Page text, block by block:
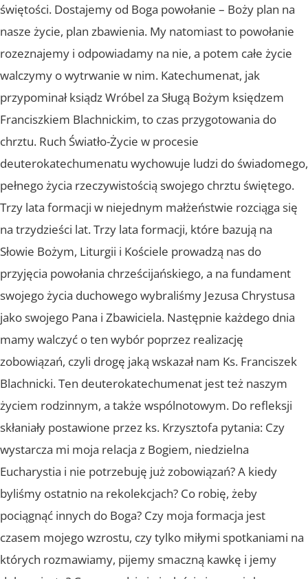
świętości. Dostajemy od Boga powołanie – Boży plan na
nasze życie, plan zbawienia. My natomiast to powołanie
rozeznajemy i odpowiadamy na nie, a potem całe życie
walczymy o wytrwanie w nim. Katechumenat, jak
przypominał ksiądz Wróbel za Sługą Bożym księdzem
Franciszkiem Blachnickim, to czas przygotowania do
chrztu. Ruch Światło-Życie w procesie
deuterokatechumenatu wychowuje ludzi do świadomego,
pełnego życia rzeczywistością swojego chrztu świętego.
Trzy lata formacji w niejednym małżeństwie rozciąga się
na trzydzieści lat. Trzy lata formacji, które bazują na
Słowie Bożym, Liturgii i Kościele prowadzą nas do
przyjęcia powołania chrześcijańskiego, a na fundament
swojego życia duchowego wybraliśmy Jezusa Chrystusa
jako swojego Pana i Zbawiciela. Następnie każdego dnia
mamy walczyć o ten wybór poprzez realizację
zobowiązań, czyli drogę jaką wskazał nam Ks. Franciszek
Blachnicki. Ten deuterokatechumenat jest też naszym
życiem rodzinnym, a także wspólnotowym. Do refleksji
skłaniały postawione przez ks. Krzysztofa pytania: Czy
wystarcza mi moja relacja z Bogiem, niedzielna
Eucharystia i nie potrzebuję już zobowiązań? A kiedy
byliśmy ostatnio na rekolekcjach? Co robię, żeby
pociągnąć innych do Boga? Czy moja formacja jest
czasem mojego wzrostu, czy tylko miłymi spotkaniami na
których rozmawiamy, pijemy smaczną kawkę i jemy